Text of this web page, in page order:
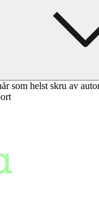
som helst skru av